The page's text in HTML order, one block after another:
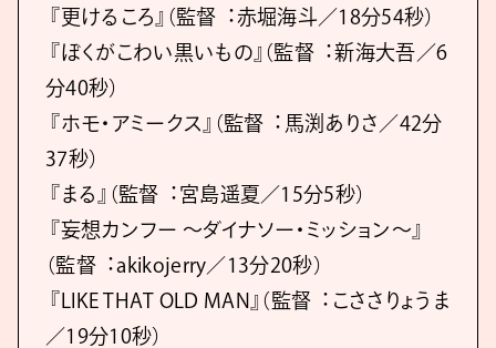
『更けるころ』（監督︓⾚堀海⽃／18分54秒）
『ぼくがこわい⿊いもの』（監督︓新海⼤吾／6
分40秒）
『ホモ・アミークス』（監督︓⾺渕ありさ／42分
37秒）
『まる』（監督︓宮島遥夏／15分5秒）
『妄想カンフー 〜ダイナソー・ミッション〜』
（監督︓akikojerry／13分20秒）
『LIKE THAT OLD MAN』（監督︓こささりょうま
／19分10秒）